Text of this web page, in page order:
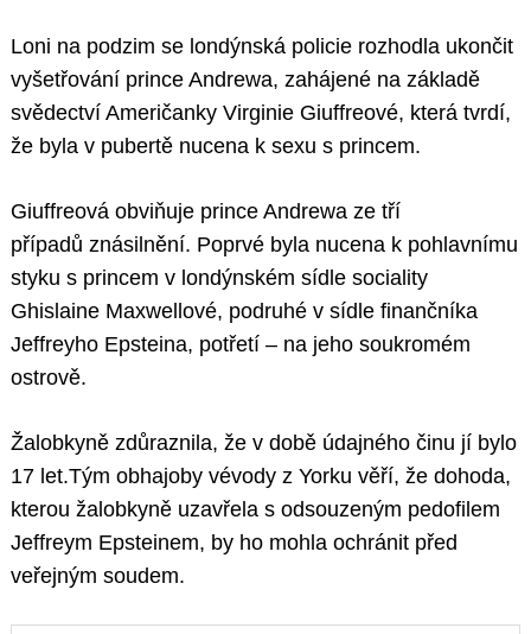
Loni na podzim se londýnská policie rozhodla ukončit
vyšetřování prince Andrewa, zahájené na základě
svědectví Američanky Virginie Giuffreové, která tvrdí,
že byla v pubertě nucena k sexu s princem.
Giuffreová obviňuje prince Andrewa ze tří
případů znásilnění. Poprvé byla nucena k pohlavnímu
styku s princem v londýnském sídle sociality
Ghislaine Maxwellové, podruhé v sídle finančníka
Jeffreyho Epsteina, potřetí – na jeho soukromém
ostrově.
Žalobkyně zdůraznila, že v době údajného činu jí bylo
17 let.Tým obhajoby vévody z Yorku věří, že dohoda,
kterou žalobkyně uzavřela s odsouzeným pedofilem
Jeffreym Epsteinem, by ho mohla ochránit před
veřejným soudem.